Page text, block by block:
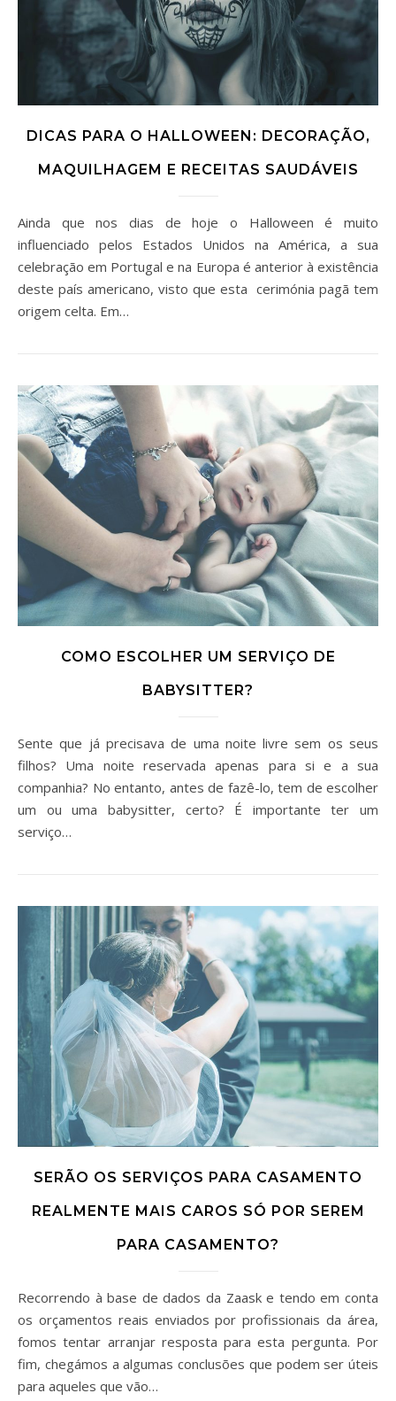
DICAS PARA O HALLOWEEN: DECORAÇÃO,
MAQUILHAGEM E RECEITAS SAUDÁVEIS
Ainda que nos dias de hoje o Halloween é muito
influenciado pelos Estados Unidos na América, a sua
celebração em Portugal e na Europa é anterior à existência
deste país americano, visto que esta cerimónia pagã tem
origem celta. Em…
COMO ESCOLHER UM SERVIÇO DE
BABYSITTER?
Sente que já precisava de uma noite livre sem os seus
filhos? Uma noite reservada apenas para si e a sua
companhia? No entanto, antes de fazê-lo, tem de escolher
um ou uma babysitter, certo? É importante ter um
serviço…
SERÃO OS SERVIÇOS PARA CASAMENTO
REALMENTE MAIS CAROS SÓ POR SEREM
PARA CASAMENTO?
Recorrendo à base de dados da Zaask e tendo em conta
os orçamentos reais enviados por profissionais da área,
fomos tentar arranjar resposta para esta pergunta. Por
fim, chegámos a algumas conclusões que podem ser úteis
para aqueles que vão…